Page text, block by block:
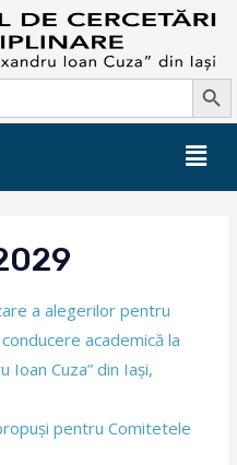
Search
a alegerilor pentru
academică la
Ioan Cuza” din Iași,
pentru Comitetele